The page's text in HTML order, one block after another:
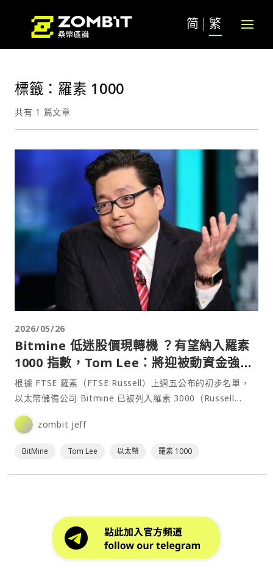
简 繁
標籤：羅素 1000
共有 1 篇文章
2026/05/26
Bitmine 低迷股價現轉機 ？有望納入羅素
1000 指數，Tom Lee：將迎被動資金強勁
買盤
根據 FTSE 羅素（FTSE Russell）上週五公布的初步名單，
以太幣儲備公司 Bitmine 已被列入羅素 3000（Russell
3000）指數的潛在納⋯
zombit jeff
BitMine Tom Lee 以太幣 羅素 1000